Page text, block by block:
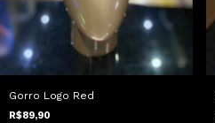
Gorro Logo Red
R$89,90